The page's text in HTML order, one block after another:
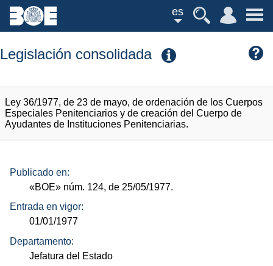
es
Legislación consolidada
Ley 36/1977, de 23 de mayo, de ordenación de los Cuerpos
Especiales Penitenciarios y de creación del Cuerpo de
Ayudantes de Instituciones Penitenciarias.
Publicado en:
«BOE» núm. 124, de 25/05/1977.
Entrada en vigor:
01/01/1977
Departamento:
Jefatura del Estado